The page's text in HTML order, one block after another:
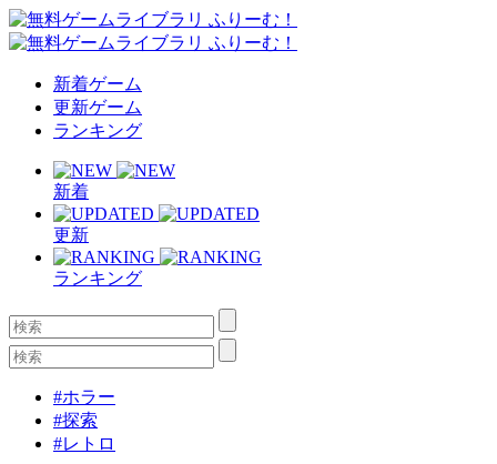
新着ゲーム
更新ゲーム
ランキング
新着
更新
ランキング
#ホラー
#探索
#レトロ